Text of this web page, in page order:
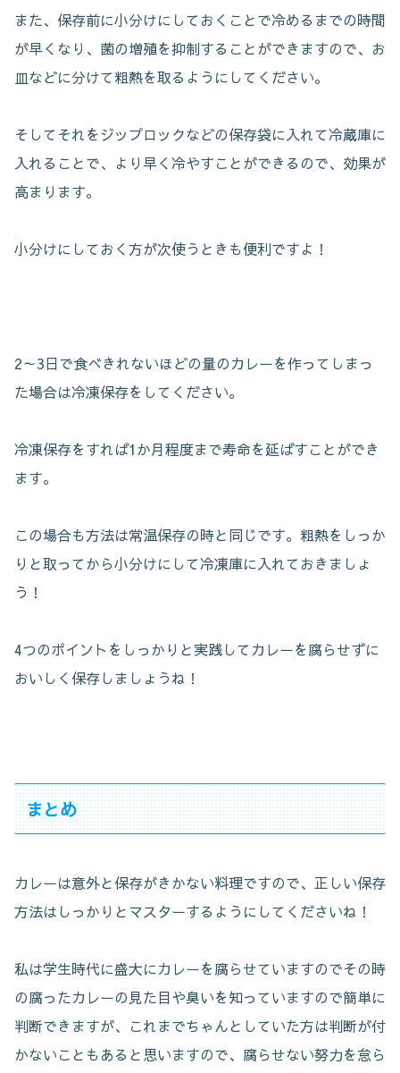
また、保存前に小分けにしておくことで冷めるまでの時間
が早くなり、菌の増殖を抑制することができますので、お
皿などに分けて粗熱を取るようにしてください。
そしてそれをジップロックなどの保存袋に入れて冷蔵庫に
入れることで、より早く冷やすことができるので、効果が
高まります。
小分けにしておく方が次使うときも便利ですよ！
2～3日で食べきれないほどの量のカレーを作ってしまっ
た場合は冷凍保存をしてください。
冷凍保存をすれば1か月程度まで寿命を延ばすことができ
ます。
この場合も方法は常温保存の時と同じです。粗熱をしっか
りと取ってから小分けにして冷凍庫に入れておきましょ
う！
4つのポイントをしっかりと実践してカレーを腐らせずに
おいしく保存しましょうね！
まとめ
カレーは意外と保存がきかない料理ですので、正しい保存
方法はしっかりとマスターするようにしてくださいね！
私は学生時代に盛大にカレーを腐らせていますのでその時
の腐ったカレーの見た目や臭いを知っていますので簡単に
判断できますが、これまでちゃんとしていた方は判断が付
かないこともあると思いますので、腐らせない努力を怠ら